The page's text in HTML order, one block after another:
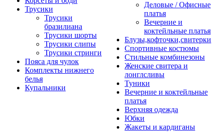
Трусики
Трусики
бразилиана
Трусики шорты
Трусики слипы
Трусики стринги
Пояса для чулок
Комплекты нижнего
белья
Купальники
Деловые / Офисные
платья
Вечерние и
коктейльные платья
Блузы,кофточки,свитерки
Спортивные костюмы
Стильные комбинезоны
Женские свитера и
лонглсливы
Туники
Вечерние и коктейльные
платья
Верхняя одежда
Юбки
Жакеты и кардиганы